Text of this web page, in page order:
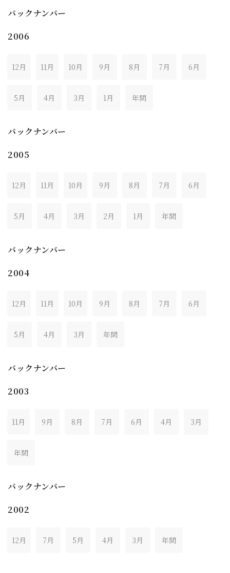
バックナンバー
2006
12月 11月 10月 9月 8月 7月 6月
5月 4月 3月 1月 年間
バックナンバー
2005
12月 11月 10月 9月 8月 7月 6月
5月 4月 3月 2月 1月 年間
バックナンバー
2004
12月 11月 10月 9月 8月 7月 6月
5月 4月 3月 年間
バックナンバー
2003
11月 9月 8月 7月 6月 4月 3月
年間
バックナンバー
2002
12月 7月 5月 4月 3月 年間